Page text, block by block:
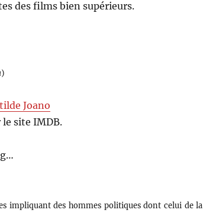
des films bien supérieurs.
)
Joano
le site IMDB.
impliquant des hommes politiques dont celui de la